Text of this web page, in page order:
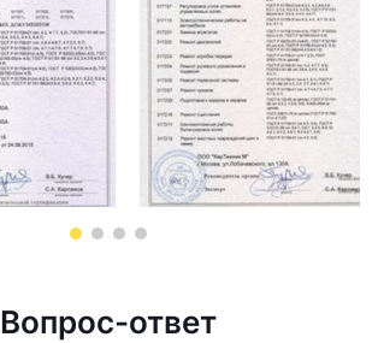
Вопрос-ответ